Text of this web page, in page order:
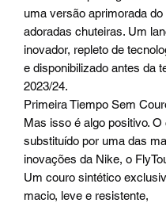
uma versão aprimorada do
adoradas chuteiras. Um
inovador, repleto de
e disponibilizado antes da
2023/24.
Primeira Tiempo Sem
Mas isso é algo positivo. O
substituído por uma das
inovações da Nike, o
Um couro sintético
macio, leve e resistente,